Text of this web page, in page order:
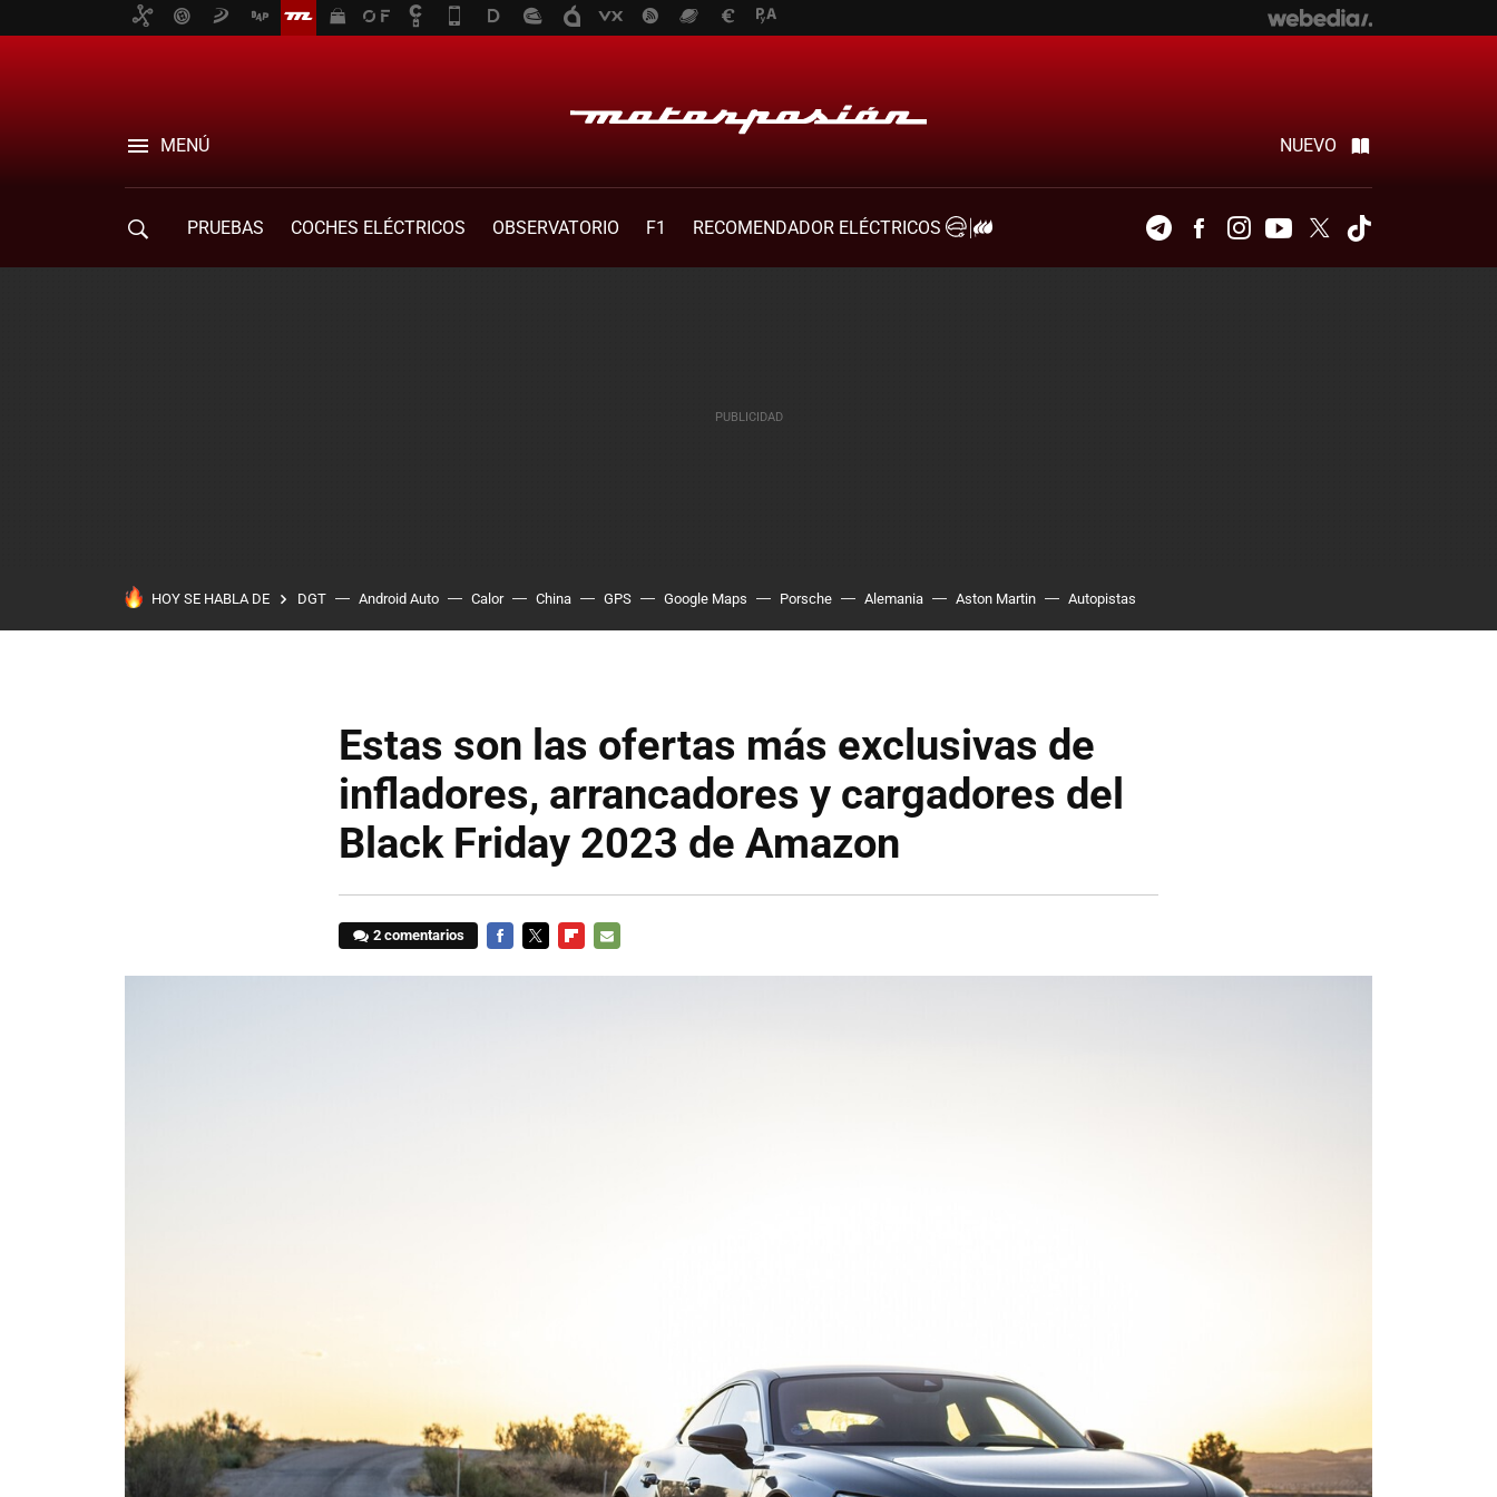
MENÚ NUEVO
PRUEBAS COCHES ELÉCTRICOS OBSERVATORIO F1
RECOMENDADOR ELÉCTRICOS
TelegramFacebookInstagramYoutubeTwitter
HOY SE HABLA DE DGT Android Auto Calor China GPS Google Maps Porsche Alemania Aston Martin Autopistas
Estas son las ofertas más exclusivas de
infladores, arrancadores y cargadores del
Black Friday 2023 de Amazon
2 comentarios